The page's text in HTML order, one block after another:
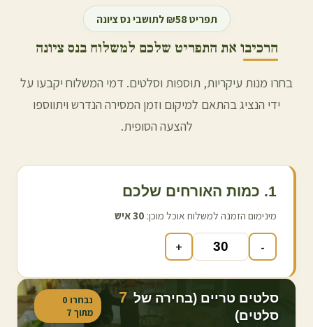
תפריט ₪58 לתושבי נס ציונה
הרכיבו את התפריט שלכם למשלוח בנס ציונה
בחרו מנות עיקריות, תוספות וסלטים. דמי המשלוח יקבעו על
ידי הנציג בהתאם למיקום וזמן המסירה הנדרש ויתווספו
להצעה הסופית.
1. כמות האורחים שלכם
מינימום הזמנה למשלוח אוכל מוכן: 30איש
-
+
סלטים טריים (בחירה של 7
סלטים)
נבחרו 0
מתוך 7